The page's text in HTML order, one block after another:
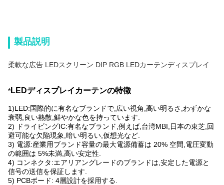
製品説明
柔軟な広告 LEDスクリーン DIP RGB LEDカーテンディスプレイ
*LEDディスプレイカーテンの特徴
1)LED:国際的に有名なブランドで,広い視角,高い明るさ,わずかな
衰弱,良い熱散,鮮やかな色を持っています.
2) ドライビングIC:有名なブランド,例えば,台湾MBI,日本の東芝,回
避可能な欠陥現象,暗い明るい,仮想光など.
3) 電源:産業用ブランド容量の最大電源備蓄は 20% 空間,電圧変動
の範囲は 5%未満,高い安定性.
4) コンネクタ:エアリアングレードのブランドは,安定した電源と
信号の送信を保証します.
5) PCBボード: 4層設計を採用する.